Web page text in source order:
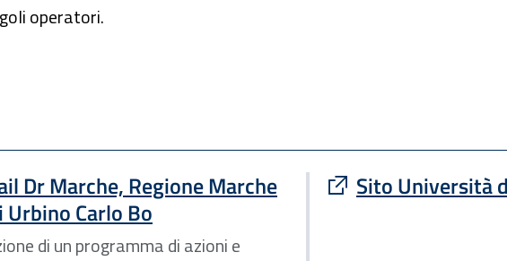
operatori.
Dr Marche, Regione Marche
Carlo Bo
di un programma di azioni e
Sito Università